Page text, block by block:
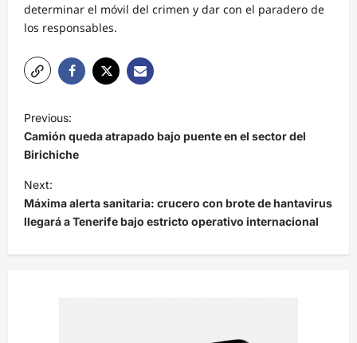
determinar el móvil del crimen y dar con el paradero de
los responsables.
N
a
v
e
g
a
c
Previous:
Camión queda atrapado bajo puente en el sector del
Birichiche
Next:
Máxima alerta sanitaria: crucero con brote de hantavirus
llegará a Tenerife bajo estricto operativo internacional